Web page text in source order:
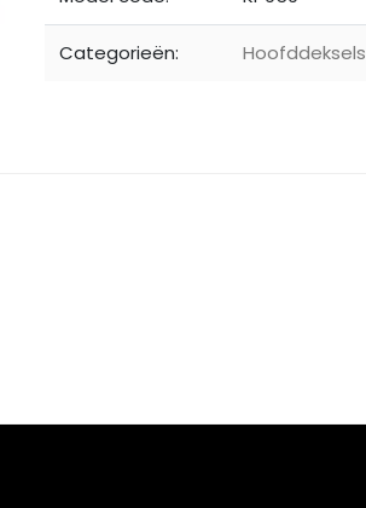
Categorieën: Hoofddeksels